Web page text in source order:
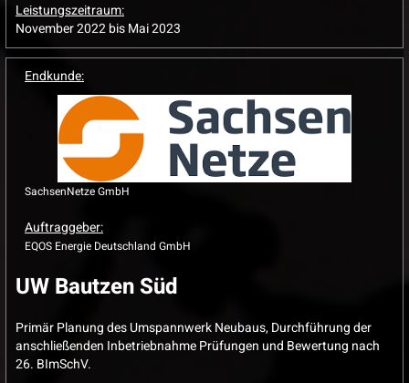
Leistungszeitraum:
November 2022 bis Mai 2023
Endkunde:
SachsenNetze GmbH
Auftraggeber:
EQOS Energie Deutschland GmbH
UW Bautzen Süd
Primär Planung des Umspannwerk Neubaus, Durchführung der
anschließenden Inbetriebnahme Prüfungen und Bewertung nach
26. BImSchV.